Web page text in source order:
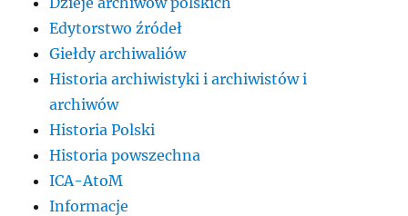
Edytorstwo źródeł
Giełdy archiwaliów
Historia archiwistyki i archiwistów i
archiwów
Historia Polski
Historia powszechna
ICA-AtoM
Informacje